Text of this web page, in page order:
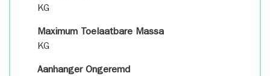
KG
Maximum Toelaatbare Massa
KG
Aanhanger Ongeremd